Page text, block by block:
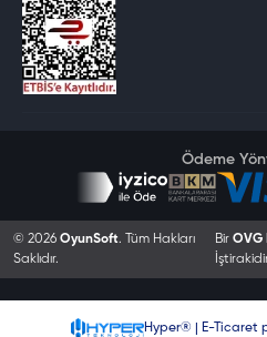
Ödeme
© 2026 OyunSoft. Tüm Hakları
Saklıdır.
Bir OVG
Hyper® | E-Ticaret